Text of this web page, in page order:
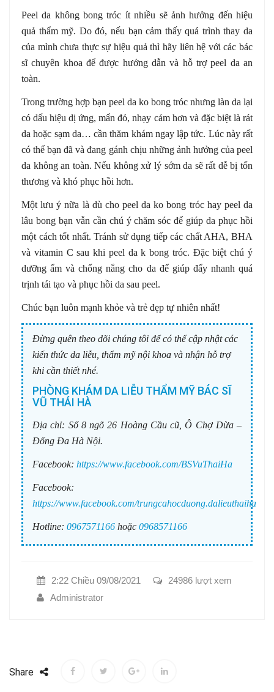
Peel da không bong tróc ít nhiều sẽ ảnh hưởng đến hiệu
quả thẩm mỹ. Do đó, nếu bạn cảm thấy quá trình thay da
của mình chưa thực sự hiệu quả thì hãy liên hệ với các bác
sĩ chuyên khoa để được hướng dẫn và hỗ trợ peel da an
toàn.
Trong trường hợp bạn peel da ko bong tróc nhưng làn da lại
có dấu hiệu dị ứng, mẩn đỏ, nhạy cảm hơn và đặc biệt là rát
da hoặc sạm da… cần thăm khám ngay lập tức. Lúc này rất
có thể bạn đã và đang gánh chịu những ảnh hưởng của peel
da không an toàn. Nếu không xử lý sớm da sẽ rất dễ bị tổn
thương và khó phục hồi hơn.
Một lưu ý nữa là dù cho peel da ko bong tróc hay peel da
lâu bong bạn vẫn cần chú ý chăm sóc để giúp da phục hồi
một cách tốt nhất. Tránh sử dụng tiếp các chất AHA, BHA
và vitamin C sau khi peel da k bong tróc. Đặc biệt chú ý
dưỡng ẩm và chống nắng cho da để giúp đẩy nhanh quá
trịnh tái tạo và phục hồi da sau peel.
Chúc bạn luôn mạnh khỏe và trẻ đẹp tự nhiên nhất!
Đừng quên theo dõi chúng tôi để có thể cập nhật các
kiến thức da liễu, thẩm mỹ nội khoa và nhận hỗ trợ
khi cần thiết nhé.
PHÒNG KHÁM DA LIỄU THẨM MỸ BÁC SĨ
VŨ THÁI HÀ
Địa chỉ: Số 8 ngõ 26 Hoàng Cầu cũ, Ô Chợ Dừa –
Đống Đa Hà Nội.
Facebook: https://www.facebook.com/BSVuThaiHa
Facebook:
https://www.facebook.com/trungcahocduong.dalieuthaiha
Hotline: 0967571166 hoặc 0968571166
2:22 Chiều 09/08/2021
24986 lượt xem
Administrator
Share